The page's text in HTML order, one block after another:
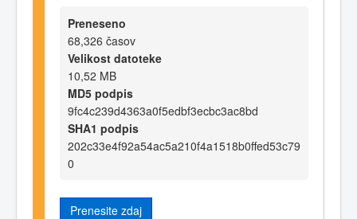
Preneseno
68,326 časov
Velikost datoteke
10,52 MB
MD5 podpis
9fc4c239d4363a0f5edbf3ecbc3ac8bd
SHA1 podpis
202c33e4f92a54ac5a210f4a1518b0ffed53c79
0
Prenesite zdaj